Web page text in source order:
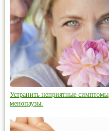
Устранить неприятные симптомы
менопаузы.